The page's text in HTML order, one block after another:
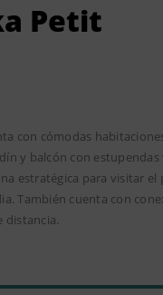
Petit
con cómodas
y balcón con estupendas
estratégica para visitar
También cuenta con
distancia.